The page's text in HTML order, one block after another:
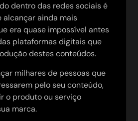
dentro das redes sociais é
alcançar ainda mais
era quase impossível antes
plataformas digitais que
destes conteúdos.
milhares de pessoas que
pelo seu conteúdo,
o produto ou serviço
marca.